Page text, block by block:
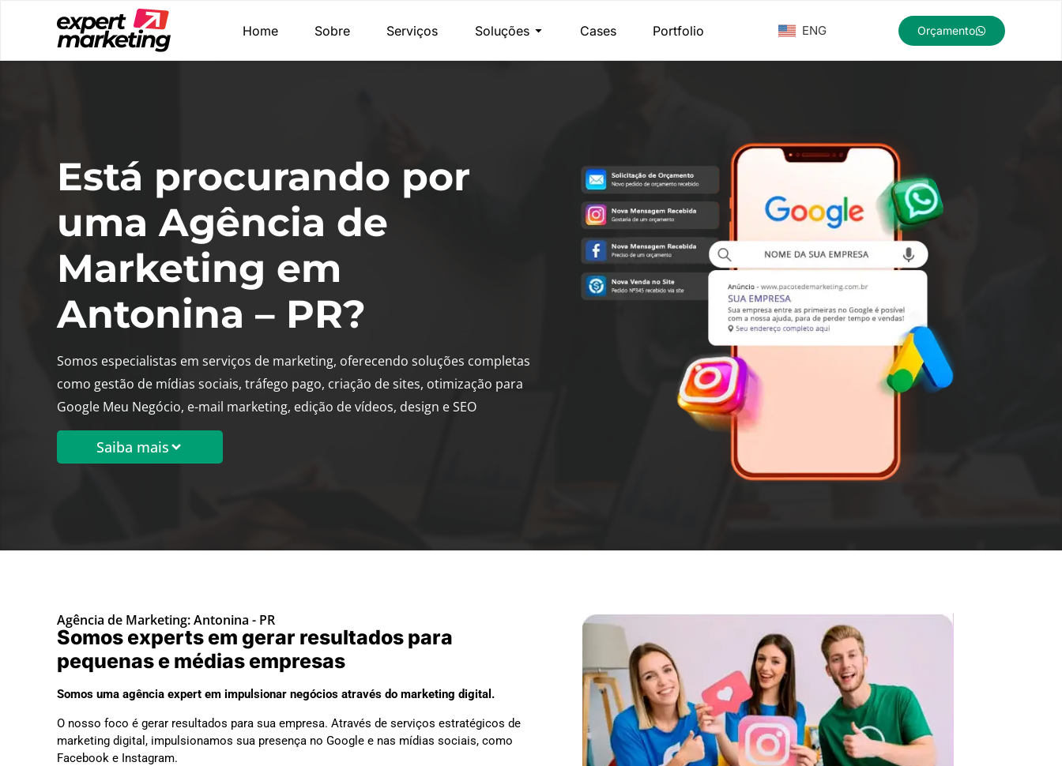
Home Sobre Serviços Soluções Cases Portfolio ENG Orçamento
Está procurando por
uma Agência de
Marketing em
Antonina – PR?
Somos especialistas em serviços de marketing, oferecendo soluções completas
como gestão de mídias sociais, tráfego pago, criação de sites, otimização para
Google Meu Negócio, e-mail marketing, edição de vídeos, design e SEO
Saiba mais
Agência de Marketing: Antonina - PR
Somos experts em gerar resultados para
pequenas e médias empresas
Somos uma agência expert em impulsionar negócios através do marketing digital.
O nosso foco é gerar resultados para sua empresa. Através de serviços estratégicos de
marketing digital, impulsionamos sua presença no Google e nas mídias sociais, como
Facebook e Instagram.